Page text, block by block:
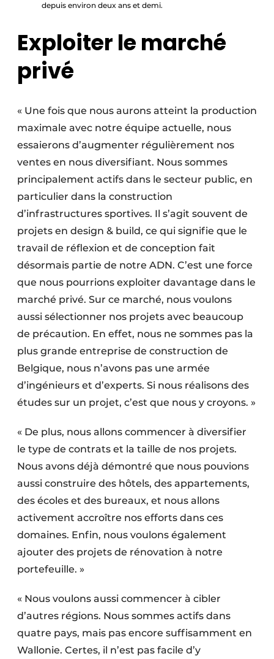
depuis environ deux ans et demi.
Exploiter le marché
privé
« Une fois que nous aurons atteint la production
maximale avec notre équipe actuelle, nous
essaierons d’augmenter régulièrement nos
ventes en nous diversifiant. Nous sommes
principalement actifs dans le secteur public, en
particulier dans la construction
d’infrastructures sportives. Il s’agit souvent de
projets en design & build, ce qui signifie que le
travail de réflexion et de conception fait
désormais partie de notre ADN. C’est une force
que nous pourrions exploiter davantage dans le
marché privé. Sur ce marché, nous voulons
aussi sélectionner nos projets avec beaucoup
de précaution. En effet, nous ne sommes pas la
plus grande entreprise de construction de
Belgique, nous n’avons pas une armée
d’ingénieurs et d’experts. Si nous réalisons des
études sur un projet, c’est que nous y croyons. »
« De plus, nous allons commencer à diversifier
le type de contrats et la taille de nos projets.
Nous avons déjà démontré que nous pouvions
aussi construire des hôtels, des appartements,
des écoles et des bureaux, et nous allons
activement accroître nos efforts dans ces
domaines. Enfin, nous voulons également
ajouter des projets de rénovation à notre
portefeuille. »
« Nous voulons aussi commencer à cibler
d’autres régions. Nous sommes actifs dans
quatre pays, mais pas encore suffisamment en
Wallonie. Certes, il n’est pas facile d’y